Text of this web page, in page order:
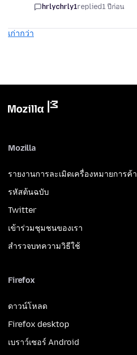
hrlychrly1replied1 ปีก่อน
เก่ากว่า
Mozilla
รายงานการละเมิดเครื่องหมายการค้า
รหัสต้นฉบับ
Twitter
เข้าร่วมชุมชนของเรา
สำรวจบทความวิธีใช้
Firefox
ดาวน์โหลด
Firefox desktop
เบราว์เซอร์ Android